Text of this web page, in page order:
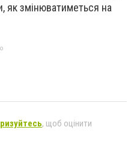
, якзмінюватиметься на
, щоб оцінити